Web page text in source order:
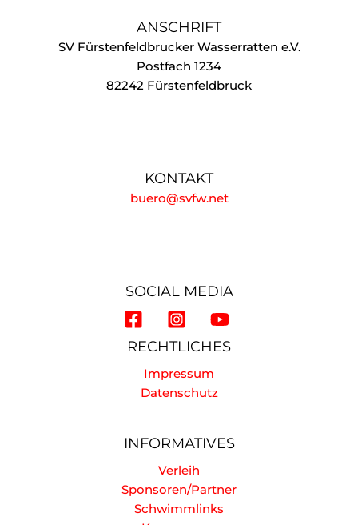
ANSCHRIFT
SV Fürstenfeldbrucker Wasserratten e.V.
Postfach 1234
82242 Fürstenfeldbruck
KONTAKT
buero@svfw.net
SOCIAL MEDIA
RECHTLICHES
Impressum
Datenschutz
INFORMATIVES
Verleih
Sponsoren/Partner
Schwimmlinks